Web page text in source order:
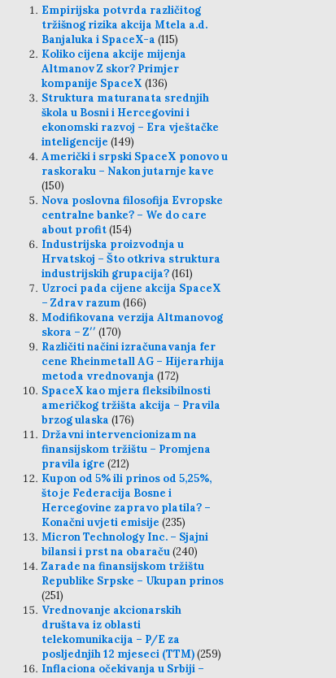
Empirijska potvrda različitog
tržišnog rizika akcija Mtela a.d.
Banjaluka i SpaceX-a (115)
Koliko cijena akcije mijenja
Altmanov Z skor? Primjer
kompanije SpaceX (136)
Struktura maturanata srednjih
škola u Bosni i Hercegovini i
ekonomski razvoj – Era vještačke
inteligencije (149)
Američki i srpski SpaceX ponovo u
raskoraku – Nakon jutarnje kave
(150)
Nova poslovna filosofija Evropske
centralne banke? – We do care
about profit(154)
Industrijska proizvodnja u
Hrvatskoj – Što otkriva struktura
industrijskih grupacija?(161)
Uzroci pada cijene akcija SpaceX
– Zdrav razum(166)
Modifikovana verzija Altmanovog
skora – Z′′ (170)
Različiti načini izračunavanja fer
cene Rheinmetall AG – Hijerarhija
metoda vrednovanja (172)
SpaceX kao mjera fleksibilnosti
američkog tržišta akcija – Pravila
brzog ulaska (176)
Državni intervencionizam na
finansijskom tržištu – Promjena
pravila igre (212)
Kupon od 5% ili prinos od 5,25%,
što je Federacija Bosne i
Hercegovine zapravo platila? –
Konačni uvjeti emisije (235)
Micron Technology Inc. – Sjajni
bilansi i prst na obaraču(240)
Zarade na finansijskom tržištu
Republike Srpske – Ukupan prinos
(251)
Vrednovanje akcionarskih
društava iz oblasti
telekomunikacija – P/E za
posljednjih 12 mjeseci (TTM)(259)
Inflaciona očekivanja u Srbiji –